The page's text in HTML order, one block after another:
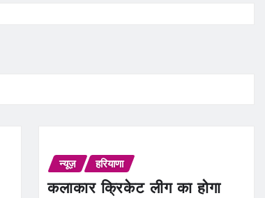
न्यूज़ हरियाणा
कलाकार क्रिकेट लीग का होगा